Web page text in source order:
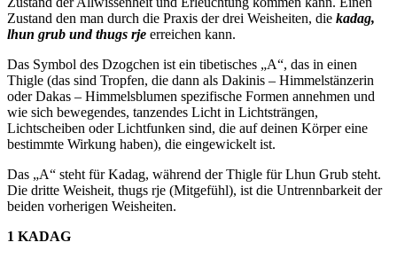
Zustand den man durch die Praxis der drei Weisheiten, die kadag,
lhun grub und thugs rje erreichen kann.
Das Symbol des Dzogchen ist ein tibetisches „A“, das in einen
Thigle (das sind Tropfen, die dann als Dakinis – Himmelstänzerin
oder Dakas – Himmelsblumen spezifische Formen annehmen und
wie sich bewegendes, tanzendes Licht in Lichtsträngen,
Lichtscheiben oder Lichtfunken sind, die auf deinen Körper eine
bestimmte Wirkung haben), die eingewickelt ist.
Das „A“ steht für Kadag, während der Thigle für Lhun Grub steht.
Die dritte Weisheit, thugs rje (Mitgefühl), ist die Untrennbarkeit der
beiden vorherigen Weisheiten.
1 KADAG